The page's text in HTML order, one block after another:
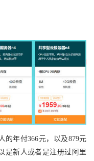
的年付366元，以及879元
是新人或者是注册过阿里